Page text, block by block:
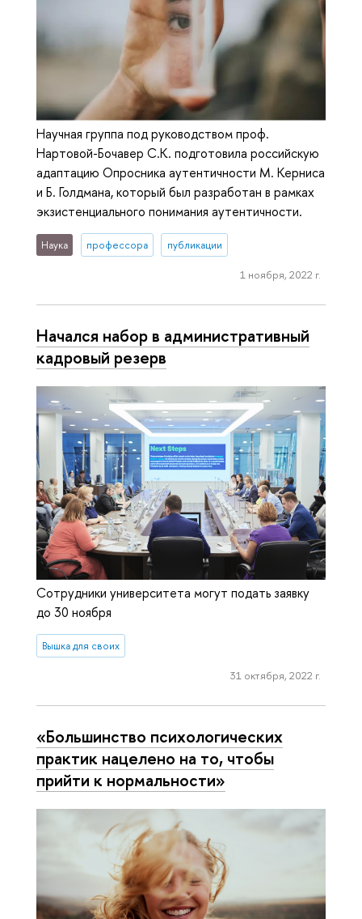
Научная группа под руководством проф.
Нартовой-Бочавер С.К. подготовила российскую
адаптацию Опросника аутентичности М. Керниса
и Б. Голдмана, который был разработан в рамках
экзистенциального понимания аутентичности.
Наука профессора публикации
1 ноября, 2022 г.
Начался набор в административный
кадровый резерв
Сотрудники университета могут подать заявку
до 30 ноября
Вышка для своих
31 октября, 2022 г.
«Большинство психологических
практик нацелено на то, чтобы
прийти к нормальности»